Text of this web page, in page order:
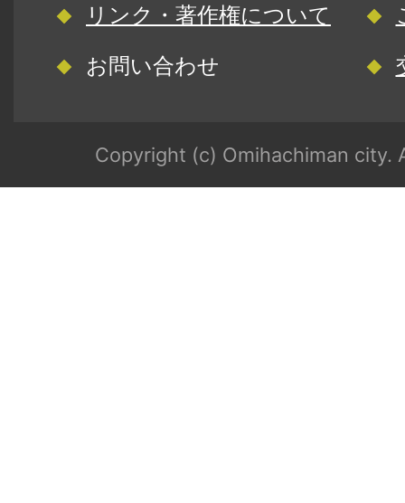
リンク・著作権について
お問い合わせ
Copyright (c) Omihachiman city.